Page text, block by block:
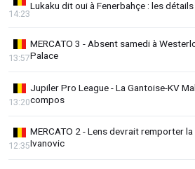
Lukaku dit oui à Fenerbahçe : les
14:23
MERCATO 3 - Absent samedi à
Palace
13:57
Jupiler Pro League - La Gantoise-KV
compos
13:20
MERCATO 2 - Lens devrait remporter
Ivanovic
12:35